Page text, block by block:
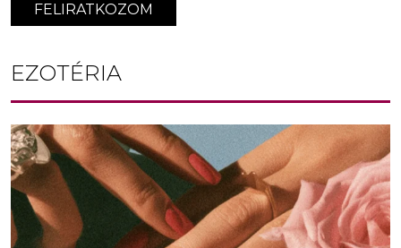
FELIRATKOZOM
EZOTÉRIA